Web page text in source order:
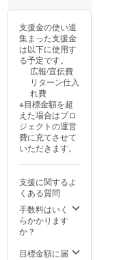
販組合
く変化
を体験
してみ
ません
か？ ・
酒類販
者標識
の掲示
情報 1.
販売場
の名称
在地：
株式会
社堀口
布志市
有明町
2.酒類
か？
ニン」
を豊富
に含ん
だ
TEKITE
KI
CHILL
OUTを
商品提
供いた
しま
す！良
質なお
茶を味
わいつ
つ、理
想のカ
ラダに
近づく
変化を
せん
品質W
タンパ
クや美
容成分
を贅沢
に配合
してお
りま
す。そ
してこ
れまで
煎茶、
紅茶、
烏龍茶
などあ
らゆる
お茶を
手掛け
てきた
堀口園
リジナ
す。 ※
北海
道・離
島・一
部地域
への発
送はで
きかね
ます。
ご了承
くださ
い。
※20歳未
満の者
による
法令で
禁止さ
れてい
ます。
はこの
一度に
てお届
けしま
す。 日
本の伝
統文化
と現代
を融合
した茶
乃美プ
ロテイ
ンは、
鹿児島
れた大
地で
育った
最高級
の抹茶
し、高
支援金の使い道
集まった支援金
は以下に使用す
る予定です。
広報/宣伝費
リターン仕入
れ費
※目標金額を超
えた場合はプロ
ジェクトの運営
費に充てさせて
いただきます。
支援に関するよ
くある質問
手数料はいく
らかかります
か？
目標金額に届